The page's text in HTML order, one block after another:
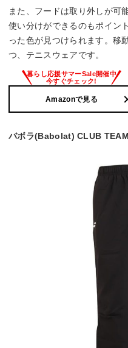
また、フードは取り外しが可
使い分けができるのもポイン
った色が見つけられます。移
つ、テニスウェアです。
Amazonで見る
バボラ(Babolat) CLUB